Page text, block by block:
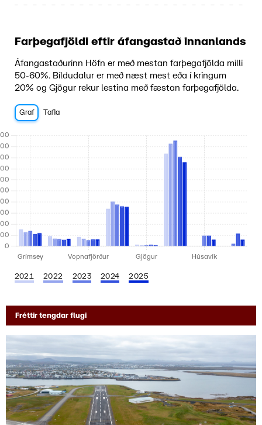
Farþegafjöldi eftir áfangastað innanlands
Áfangastaðurinn Höfn er með mestan farþegafjölda milli
50-60%. Bíldudalur er með næst mest eða í kringum
20% og Gjögur rekur lestina með fæstan farþegafjölda.
Graf Tafla
2021 2022 2023 2024 2025
Fréttir tengdar flugi